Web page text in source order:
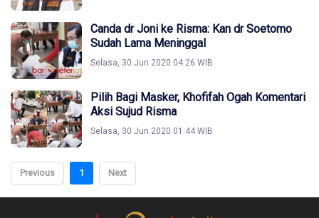
Canda dr Joni ke Risma: Kan dr Soetomo
Sudah Lama Meninggal
Selasa, 30 Jun 2020 04:26 WIB
Pilih Bagi Masker, Khofifah Ogah Komentari
Aksi Sujud Risma
Selasa, 30 Jun 2020 01:44 WIB
Previous 1 Next